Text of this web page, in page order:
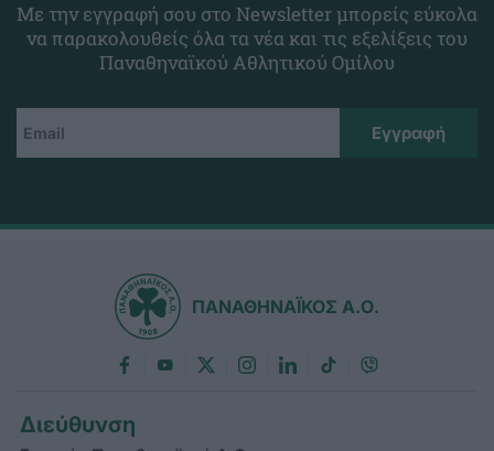
Με την εγγραφή σου στο Newsletter μπορείς εύκολα
να παρακολουθείς όλα τα νέα και τις εξελίξεις του
Παναθηναϊκού Αθλητικού Ομίλου
ΠΑΝΑΘΗΝΑΪΚΟΣ Α.Ο.
Διεύθυνση